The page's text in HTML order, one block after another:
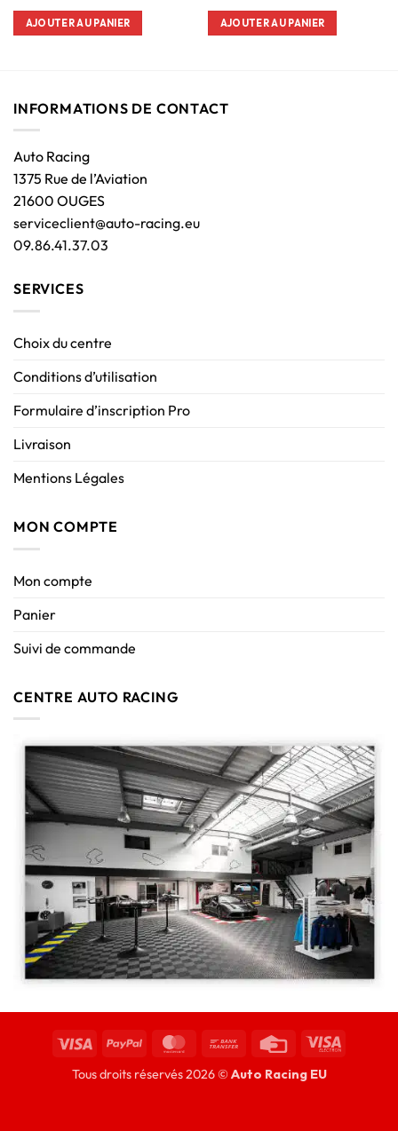
AJOUTER AU PANIER AJOUTER AU PANIER
INFORMATIONS DE CONTACT
Auto Racing
1375 Rue de l’Aviation
21600 OUGES
serviceclient@auto-racing.eu
09.86.41.37.03
SERVICES
Choix du centre
Conditions d’utilisation
Formulaire d’inscription Pro
Livraison
Mentions Légales
MON COMPTE
Mon compte
Panier
Suivi de commande
CENTRE AUTO RACING
Tous droits réservés 2026 © Auto Racing EU